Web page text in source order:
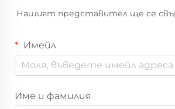
Нашият представител ще се
Имейл
Име и фамилия